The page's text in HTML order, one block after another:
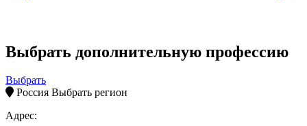
Выбрать дополнительную профессию
Выбрать
Россия Выбрать регион
Адрес: